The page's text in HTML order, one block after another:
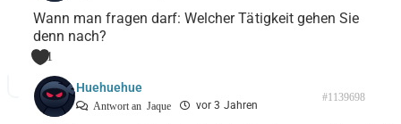
Wann man fragen darf: Welcher Tätigkeit gehen Sie
denn nach?
1
Huehuehue
Antwort an Jaque vor 3 Jahren
#1139698